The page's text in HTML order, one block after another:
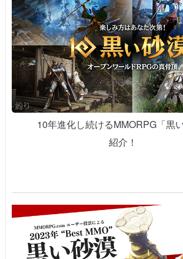
10年進化し続けるMMORPG「黒
紹介！